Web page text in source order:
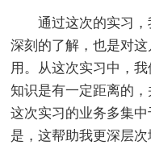
通过这次的实习
深刻的了解，也是对
用。从这次实习中，
知识是有一定距离的
这次实习的业务多集
是，这帮助我更深层